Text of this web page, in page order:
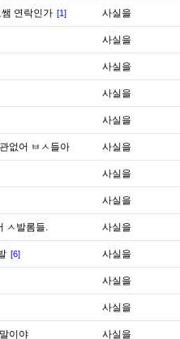
연락인가 [1] 사실을
사실을
사실을
사실을
사실을
없어 ㅂㅅ들아 사실을
사실을
사실을
ㅅ발롬들. 사실을
[6] 사실을
사실을
사실을
이야 사실을